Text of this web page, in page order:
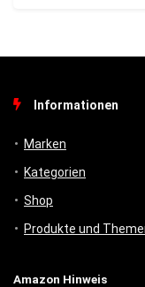
Informationen
Marken
Kategorien
Shop
Produkte und
Amazon Hinweis